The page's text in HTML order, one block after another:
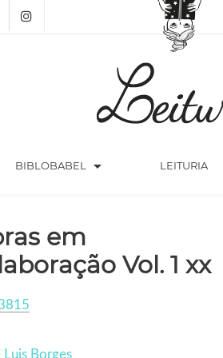
BIBLOBABEL arrow_drop_down LEITURIA
em
Vol. 1 xx
Luis Borges